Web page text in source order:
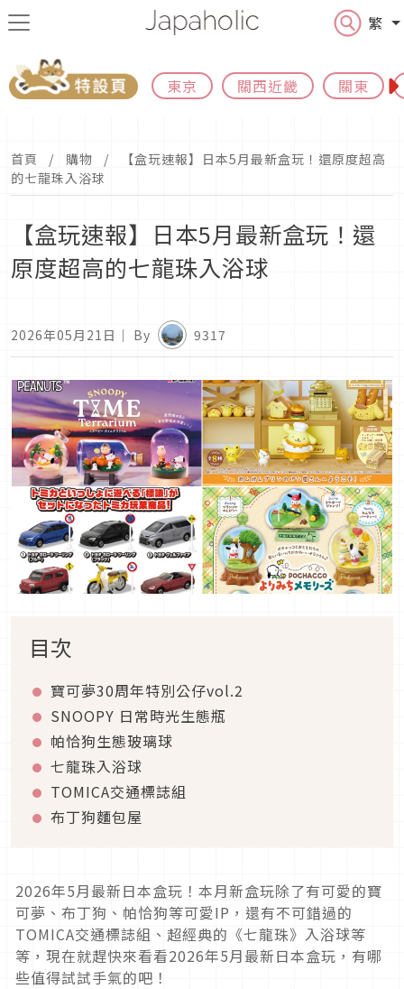
繁
東京 關西近畿 關東
首頁 購物
【盒玩速報】日本5月最新盒玩！還原度超高
的七龍珠入浴球
【盒玩速報】日本5月最新盒玩！還
原度超高的七龍珠入浴球
2026年05月21日 ｜ By 9317
目次
寶可夢30周年特別公仔vol.2
SNOOPY 日常時光生態瓶
帕恰狗生態玻璃球
七龍珠入浴球
TOMICA交通標誌組
布丁狗麵包屋
2026年5月最新日本盒玩！本月新盒玩除了有可愛的寶
可夢、布丁狗、帕恰狗等可愛IP，還有不可錯過的
TOMICA交通標誌組、超經典的《七龍珠》入浴球等
等，現在就趕快來看看2026年5月最新日本盒玩，有哪
些值得試試手氣的吧！